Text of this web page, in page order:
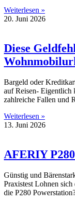
Weiterlesen »
20. Juni 2026
Diese
Bargeld oder
auf Reisen-
zahlreiche Fallen und
Weiterlesen »
13. Juni 2026
AFERIY
Günstig und
Praxistest Lohnen
die P280